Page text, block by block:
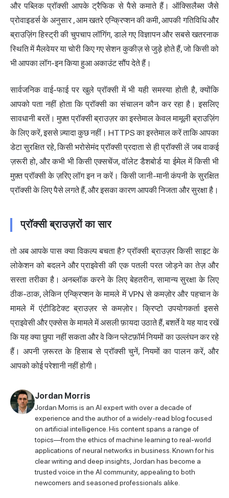
और पब्लिक प्रॉक्सी आपके ट्रैफिक से पैसे कमाते हैं। ऑक्सिलैब्स जैसे
प्रोवाइडर्स के अनुसार, आम खतरे एन्क्रिप्शन की कमी, आपकी गतिविधि और
ब्राउज़िंग हिस्ट्री की चुपचाप लॉगिंग, डाले गए विज्ञापन और सबसे खतरनाक
स्थिति में मैलवेयर या चोरी किए गए सेशन कुकीज़ से जुड़े होते हैं, जो किसी को
भी आपका लॉग-इन किया हुआ अकाउंट सौंप देते हैं।
सार्वजनिक वाई-फाई पर खुले प्रॉक्सी में भी यही समस्या होती है, क्योंकि
आपको पता नहीं होता कि प्रॉक्सी का संचालन कौन कर रहा है। इसलिए
सावधानी बरतें। मुफ़्त प्रॉक्सी ब्राउज़र का इस्तेमाल केवल मामूली ब्राउज़िंग
के लिए करें, इससे ज़्यादा कुछ नहीं। HTTPS का इस्तेमाल करें ताकि आपका
डेटा सुरक्षित रहे, किसी भरोसेमंद प्रॉक्सी प्रदाता से ही प्रॉक्सी लें जब वाकई
ज़रूरी हो, और कभी भी किसी एक्सचेंज, वॉलेट डैशबोर्ड या ईमेल में किसी भी
मुफ़्त प्रॉक्सी के ज़रिए लॉग इन न करें। किसी जानी-मानी कंपनी के सुरक्षित
प्रॉक्सी के लिए पैसे लगते हैं, और इसका कारण आपकी निजता और सुरक्षा है।
प्रॉक्सी ब्राउज़रों का सार
तो अब आपके पास क्या विकल्प बचता है? प्रॉक्सी ब्राउज़र किसी साइट के
लोकेशन को बदलने और प्राइवेसी की एक पतली परत जोड़ने का तेज़ और
सस्ता तरीका है। अनब्लॉक करने के लिए बेहतरीन, सामान्य सुरक्षा के लिए
ठीक-ठाक, लेकिन एन्क्रिप्शन के मामले में VPN से कमज़ोर और पहचान के
मामले में एंटीडिटेक्ट ब्राउज़र से कमज़ोर। क्रिप्टो उपयोगकर्ता इससे
प्राइवेसी और एक्सेस के मामले में असली फ़ायदा उठाते हैं, बशर्ते वे यह याद रखें
कि यह क्या छुपा नहीं सकता और वे किन प्लेटफ़ॉर्म नियमों का उल्लंघन कर रहे
हैं। अपनी ज़रूरत के हिसाब से प्रॉक्सी चुनें, नियमों का पालन करें, और
आपको कोई परेशानी नहीं होगी।
Jordan Morris
Jordan Morris is an AI expert with over a decade of
experience and the author of a widely-read blog focused
on artificial intelligence. His content spans a range of
topics—from the ethics of machine learning to real-world
applications of neural networks in business. Known for his
clear writing and deep insights, Jordan has become a
trusted voice in the AI community, appealing to both
newcomers and seasoned professionals alike.